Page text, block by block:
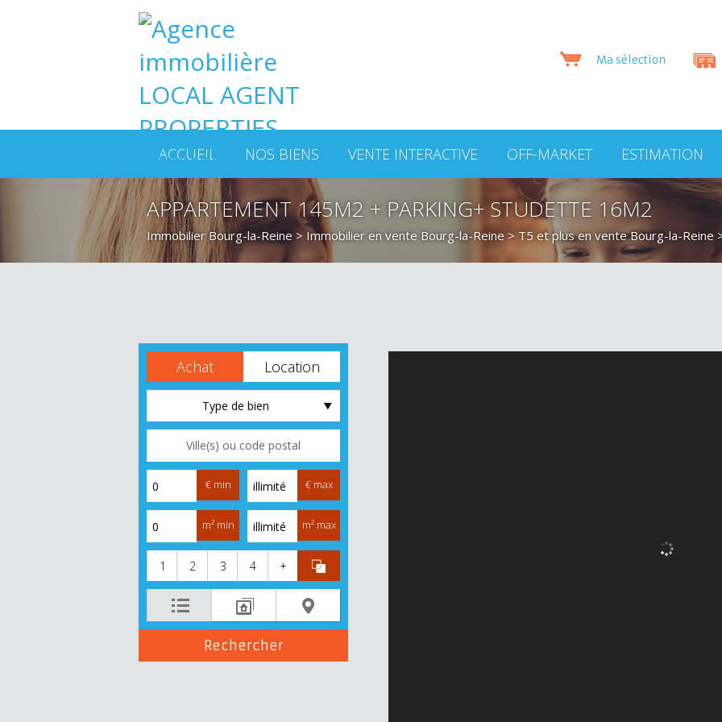
Ma sélection
ACCUEIL NOS BIENS VENTE INTERACTIVE OFF-MARKET ESTIMATION
APPARTEMENT 145M2 + PARKING+ STUDETTE 16M2
Immobilier Bourg-la-Reine > Immobilier en vente Bourg-la-Reine > T5 et plus en vente Bourg-la-Reine
Achat Location
Type de bien
€ min € max
m² min m² max
1 2 3 4 +